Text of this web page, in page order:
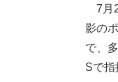
7月
影の
で、
Sで指